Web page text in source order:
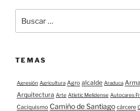
TEMAS
Agresión Agricultura Agro alcalde Araduca
Arquitectura Arte Atletic Melidense Autocares
Caciquismo Camiño de Santiago cárcere